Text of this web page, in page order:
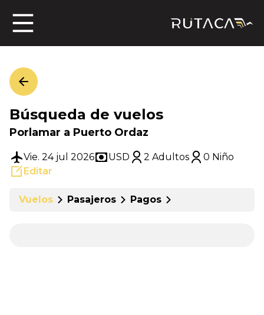
Búsqueda de vuelos
Porlamar a Puerto Ordaz
Vie. 24 jul 2026 USD 2 Adultos
0 Niño
Editar
Vuelos Pasajeros Pagos